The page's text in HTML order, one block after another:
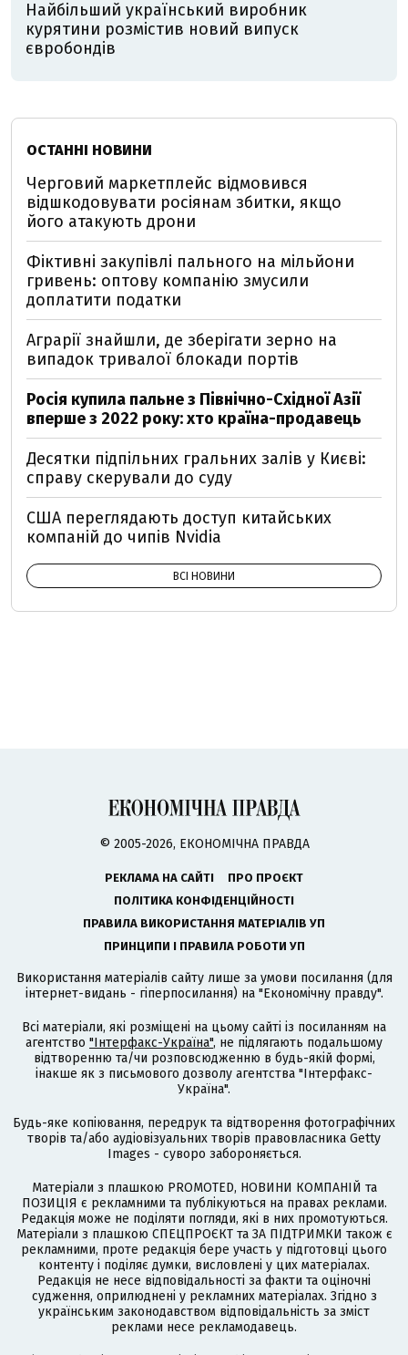
Найбільший український виробник
курятини розмістив новий випуск
євробондів
ОСТАННІ НОВИНИ
Черговий маркетплейс відмовився
відшкодовувати росіянам збитки, якщо
його атакують дрони
Фіктивні закупівлі пального на мільйони
гривень: оптову компанію змусили
доплатити податки
Аграрії знайшли, де зберігати зерно на
випадок тривалої блокади портів
Росія купила пальне з Північно-Східної Азії
вперше з 2022 року: хто країна-продавець
Десятки підпільних гральних залів у Києві:
справу скерували до суду
США переглядають доступ китайських
компаній до чипів Nvidia
ВСІ НОВИНИ
© 2005-2026, ЕКОНОМІЧНА ПРАВДА
РЕКЛАМА НА САЙТІ
ПРО ПРОЄКТ
ПОЛІТИКА КОНФІДЕНЦІЙНОСТІ
ПРАВИЛА ВИКОРИСТАННЯ МАТЕРІАЛІВ УП
ПРИНЦИПИ І ПРАВИЛА РОБОТИ УП
Використання матеріалів сайту лише за умови посилання (для
інтернет-видань - гіперпосилання) на "Економічну правду".
Всі матеріали, які розміщені на цьому сайті із посиланням на
агентство "Інтерфакс-Україна", не підлягають подальшому
відтворенню та/чи розповсюдженню в будь-якій формі,
інакше як з письмового дозволу агентства "Інтерфакс-
Україна".
Будь-яке копіювання, передрук та відтворення фотографічних
творів та/або аудіовізуальних творів правовласника Getty
Images - суворо забороняється.
Матеріали з плашкою PROMOTED, НОВИНИ КОМПАНІЙ та
ПОЗИЦІЯ є рекламними та публікуються на правах реклами.
Редакція може не поділяти погляди, які в них промотуються.
Матеріали з плашкою СПЕЦПРОЄКТ та ЗА ПІДТРИМКИ також є
рекламними, проте редакція бере участь у підготовці цього
контенту і поділяє думки, висловлені у цих матеріалах.
Редакція не несе відповідальності за факти та оціночні
судження, оприлюднені у рекламних матеріалах. Згідно з
українським законодавством відповідальність за зміст
реклами несе рекламодавець.